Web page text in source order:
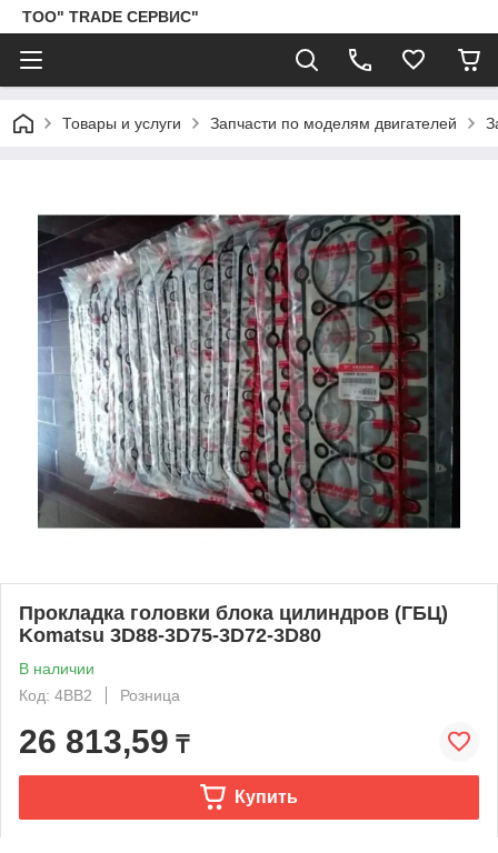
ТОО" TRADE СЕРВИС"
Товары и услуги Запчасти по моделям двигателей
Прокладка головки блока цилиндров (ГБЦ)
Komatsu 3D88-3D75-3D72-3D80
В наличии
Код: 4BB2
Розница
26 813,59 ₸
Купить